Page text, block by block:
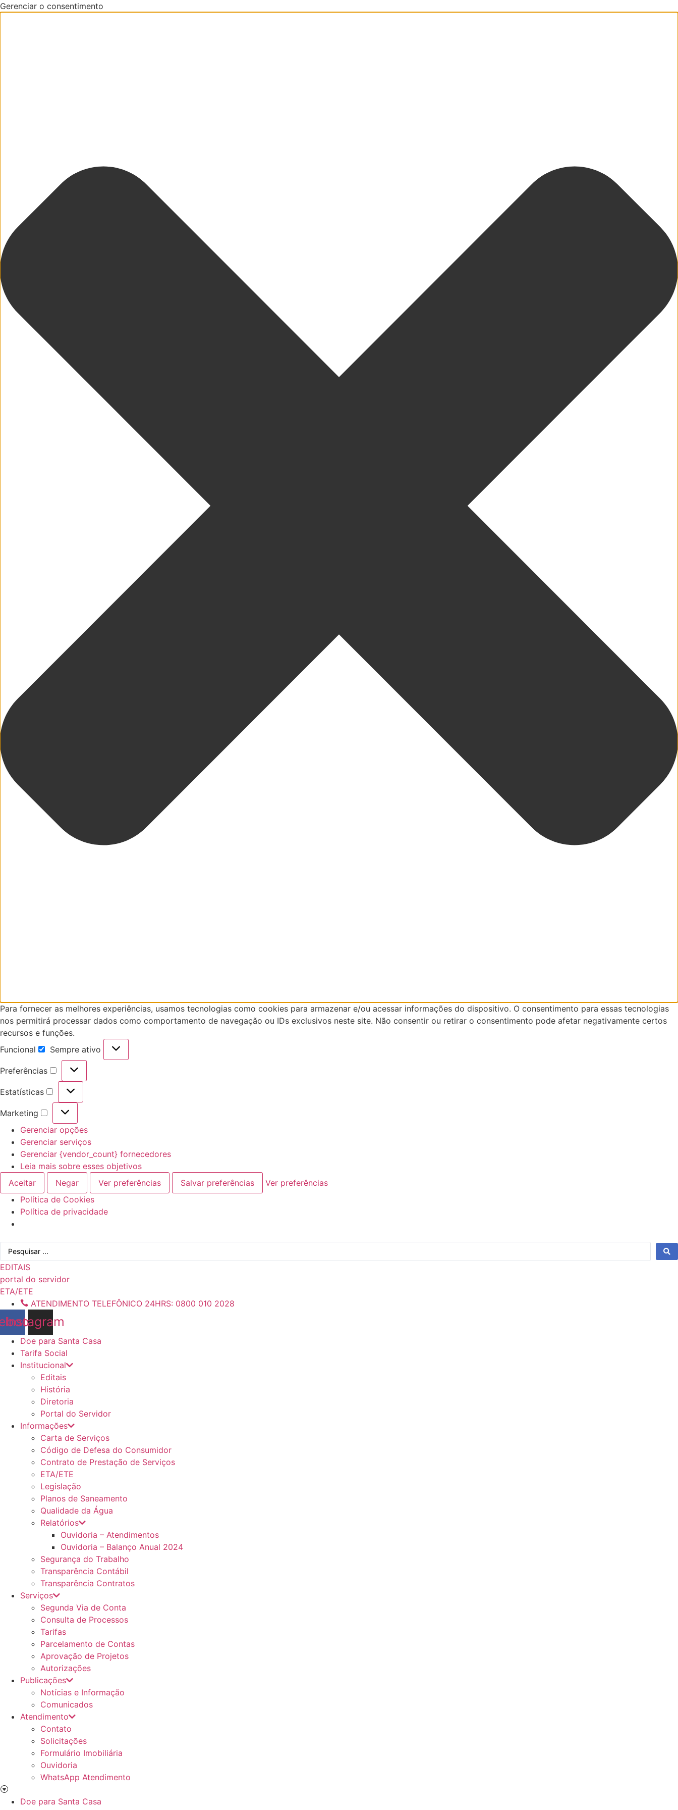
Gerenciar o consentimento
Para fornecer as melhores experiências, usamos tecnologias como cookies para armazenar e/ou acessar informações do dispositivo. O consentimento para essas tecnologias
nos permitirá processar dados como comportamento de navegação ou IDs exclusivos neste site. Não consentir ou retirar o consentimento pode afetar negativamente certos
recursos e funções.
Funcional
Funcional
Sempre ativo
Preferências
Preferências
Estatísticas
Estatísticas
Marketing
Marketing
Gerenciar opções
Gerenciar serviços
Gerenciar {vendor_count} fornecedores
Leia mais sobre esses objetivos
Aceitar
Negar Ver preferências Salvar preferências
Ver preferências
Política de Cookies
Política de privacidade
para
o
conteúdo
Pesquisar
EDITAIS
portal do servidor
ETA/ETE
ATENDIMENTO TELEFÔNICO 24HRS: 0800 010 2028
Instagram
Doe para Santa Casa
Tarifa Social
Institucional
Editais
História
Diretoria
Portal do Servidor
Informações
Carta de Serviços
Código de Defesa do Consumidor
Contrato de Prestação de Serviços
ETA/ETE
Legislação
Planos de Saneamento
Qualidade da Água
Relatórios
Ouvidoria – Atendimentos
Ouvidoria – Balanço Anual 2024
Segurança do Trabalho
Transparência Contábil
Transparência Contratos
Serviços
Segunda Via de Conta
Consulta de Processos
Tarifas
Parcelamento de Contas
Aprovação de Projetos
Autorizações
Publicações
Notícias e Informação
Comunicados
Atendimento
Contato
Solicitações
Formulário Imobiliária
Ouvidoria
WhatsApp Atendimento
Doe para Santa Casa